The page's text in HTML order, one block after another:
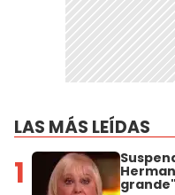
LAS MÁS LEÍDAS
1 grande"